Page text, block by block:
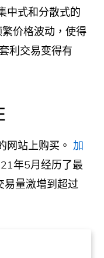
中式和分散式的
价格波动，使得
利交易变得有
网站上购买。 加
年5月经历了最
易量激增到超过